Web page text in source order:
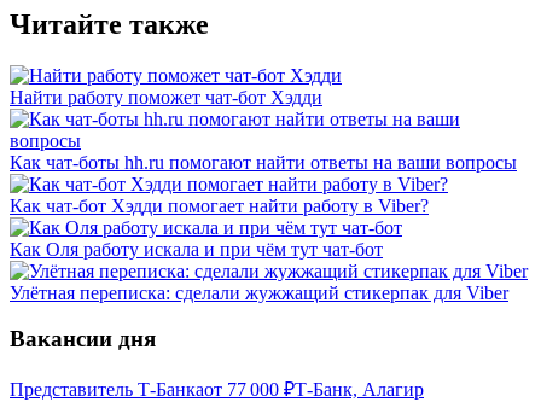
Читайте также
Найти работу поможет чат-бот Хэдди
Как чат-боты hh.ru помогают найти ответы на ваши вопросы
Как чат-бот Хэдди помогает найти работу в Viber?
Как Оля работу искала и при чём тут чат-бот
Улётная переписка: сделали жужжащий стикерпак для Viber
Вакансии дня
Представитель Т-Банкаот 77 000 ₽Т-Банк, Алагир